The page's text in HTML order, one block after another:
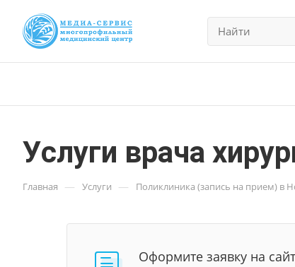
Услуги врача
Главная — Услуги — Поликлиника (запись на прием) в
Оформите заявку на